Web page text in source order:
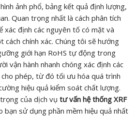
ảnh phổ, bảng kết quả định lượng,
Quan trọng nhất là cách phân tích
xác định các nguyên tố có mặt và
cách chính xác. Chúng tôi sẽ hướng
giới hạn RoHS tự động trong
vận hành nhanh chóng xác định các
phép, từ đó tối ưu hóa quá trình
hiệu quả kiểm soát chất lượng.
của dịch vụ tư vấn hệ thống XRF
bạn sử dụng phần mềm hiệu quả nhất